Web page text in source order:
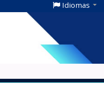
Idiomas